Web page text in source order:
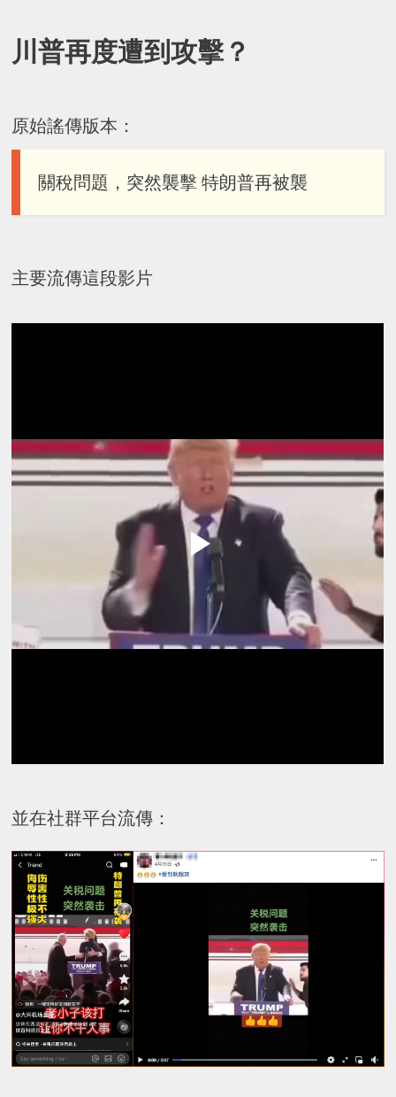
川普再度遭到攻擊？
原始謠傳版本：
關稅問題，突然襲擊 特朗普再被襲
主要流傳這段影片
並在社群平台流傳：